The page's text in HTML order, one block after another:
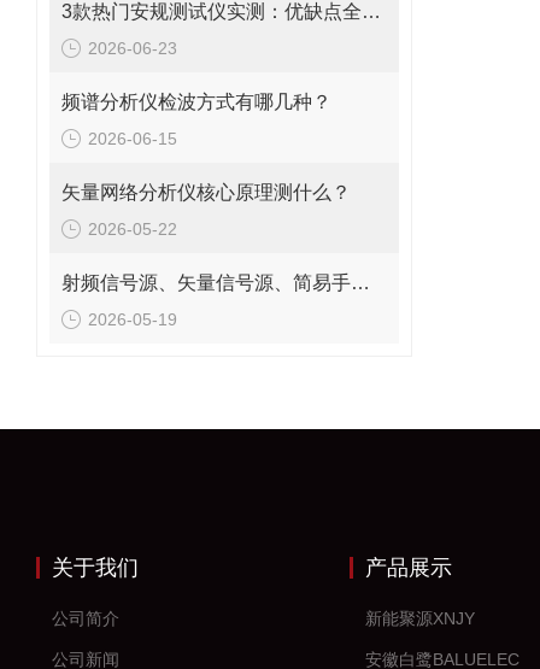
3款热门安规测试仪实测：优缺点全曝光，避坑必看
2026-06-23
频谱分析仪检波方式有哪几种？
2026-06-15
矢量网络分析仪核心原理测什么？
2026-05-22
射频信号源、矢量信号源、简易手持信号源用途解析
2026-05-19
关于我们
公司简介
公司新闻
产品展示
新能聚源XNJY
安徽白鹭BALUELEC